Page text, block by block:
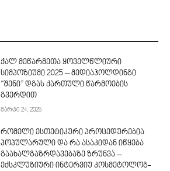
ქალ მეწარმეთა ყოველწლიური
სიმპოზიუმი 2025 – მედიაჰოლდინგი
“შენი” დგას ქართული წარმოების
გვერდით
მარტი 24, 2025
რომელი ესთეტიკური პროცედურებია
პოპულარული და რა ასაკიდან იწყება
გაახალგაზრდავებაზე ზრუნვა –
ექსკლუზიური ინტერვიუ კოსმეტოლოგ-